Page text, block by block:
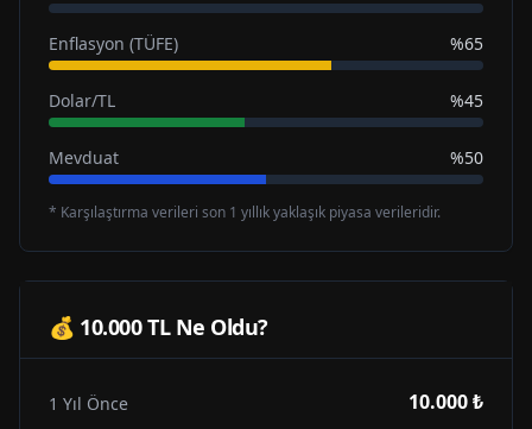
Enflasyon (TÜFE) %65
Dolar/TL %45
Mevduat %50
* Karşılaştırma verileri son 1 yıllık yaklaşık piyasa verileridir.
💰 10.000 TL Ne Oldu?
1 Yıl Önce 10.000 ₺